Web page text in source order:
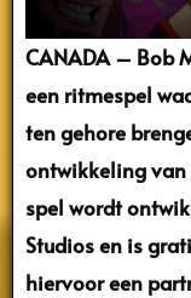
CANADA – Bob
een ritmespel
ten gehore
ontwikkeling van
spel wordt
Studiosen is
hiervoor een